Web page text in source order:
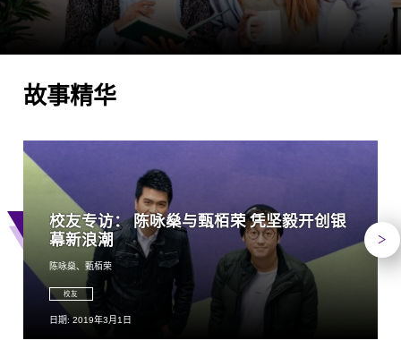
故事精华
下
校友专访： 陈咏燊与甄栢荣 凭坚毅开创银
幕新浪潮
陈咏燊、甄栢荣
校友
日期: 2019年3月1日